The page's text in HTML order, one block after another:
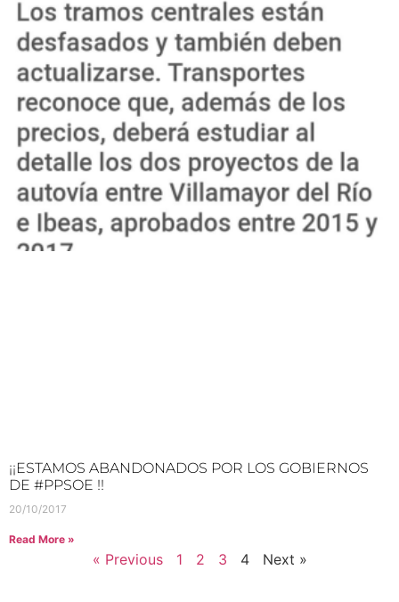
¡¡ESTAMOS ABANDONADOS POR LOS GOBIERNOS
DE #PPSOE !!
20/10/2017
Read More »
« Previous 1 2 3 4 Next »